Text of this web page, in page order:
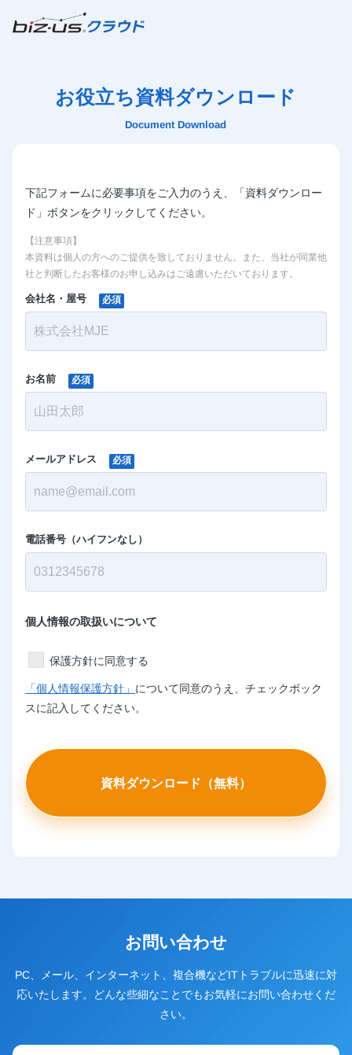
お役立ち資料ダウンロード
Document Download
下記フォームに必要事項をご入力のうえ、「資料ダウンロー
ド」ボタンをクリックしてください。
【注意事項】
本資料は個人の方へのご提供を致しておりません。また、当社が同業他
社と判断したお客様のお申し込みはご遠慮いただいております。
会社名・屋号 必須
お名前 必須
メールアドレス 必須
電話番号（ハイフンなし）
個人情報の取扱いについて
保護方針に同意する
「個人情報保護方針」 について同意のうえ、チェックボック
スに記入してください。
お問い合わせ
PC、メール、インターネット、複合機などITトラブルに迅速に対
応いたします。どんな些細なことでもお気軽にお問い合わせくだ
さい。